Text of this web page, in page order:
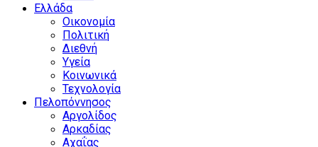
Ελλάδα
Οικονομία
Πολιτική
Διεθνή
Υγεία
Κοινωνικά
Τεχνολογία
Πελοπόννησος
Αργολίδος
Αρκαδίας
Αχαΐας